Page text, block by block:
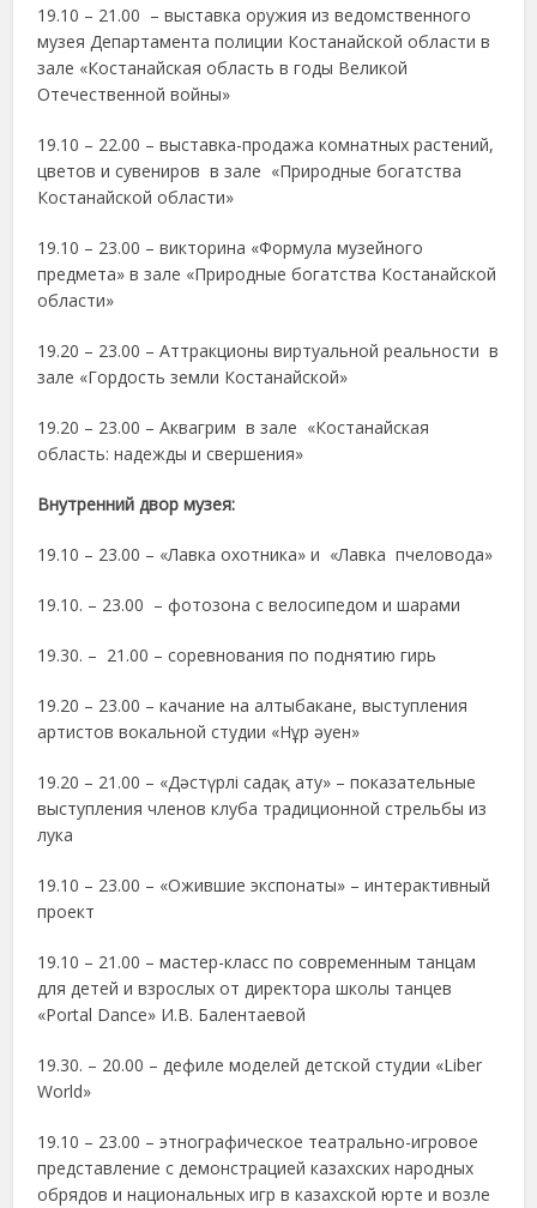
19.10 – 21.00 – выставка оружия из ведомственного
музея Департамента полиции Костанайской области в
зале «Костанайская область в годы Великой
Отечественной войны»
19.10 – 22.00 – выставка-продажа комнатных растений,
цветов и сувениров в зале «Природные богатства
Костанайской области»
19.10 – 23.00 – викторина «Формула музейного
предмета» в зале «Природные богатства Костанайской
области»
19.20 – 23.00 – Аттракционы виртуальной реальности в
зале «Гордость земли Костанайской»
19.20 – 23.00 – Аквагрим в зале «Костанайская
область: надежды и свершения»
Внутренний двор музея:
19.10 – 23.00 – «Лавка охотника» и «Лавка пчеловода»
19.10. – 23.00 – фотозона с велосипедом и шарами
19.30. – 21.00 – соревнования по поднятию гирь
19.20 – 23.00 – качание на алтыбакане, выступления
артистов вокальной студии «Нұр әуен»
19.20 – 21.00 – «Дәстүрлі садақ ату» – показательные
выступления членов клуба традиционной стрельбы из
лука
19.10 – 23.00 – «Ожившие экспонаты» – интерактивный
проект
19.10 – 21.00 – мастер-класс по современным танцам
для детей и взрослых от директора школы танцев
«Portal Dance» И.В. Балентаевой
19.30. – 20.00 – дефиле моделей детской студии «Liber
World»
19.10 – 23.00 – этнографическое театрально-игровое
представление с демонстрацией казахских народных
обрядов и национальных игр в казахской юрте и возле